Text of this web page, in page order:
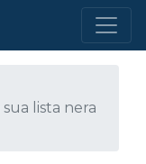
lista nera